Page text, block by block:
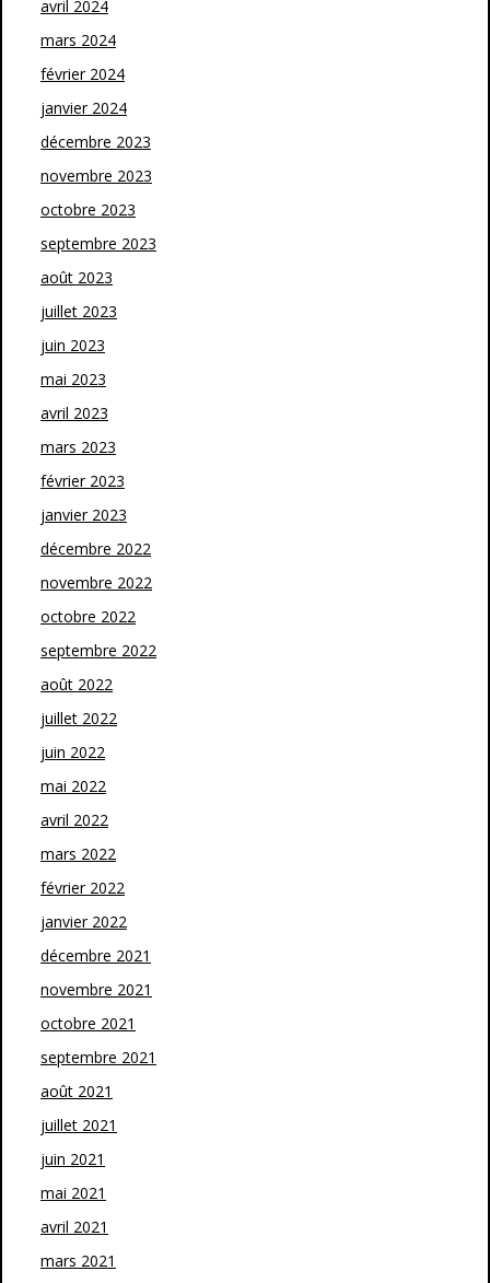
avril 2024
mars 2024
février 2024
janvier 2024
décembre 2023
novembre 2023
octobre 2023
septembre 2023
août 2023
juillet 2023
juin 2023
mai 2023
avril 2023
mars 2023
février 2023
janvier 2023
décembre 2022
novembre 2022
octobre 2022
septembre 2022
août 2022
juillet 2022
juin 2022
mai 2022
avril 2022
mars 2022
février 2022
janvier 2022
décembre 2021
novembre 2021
octobre 2021
septembre 2021
août 2021
juillet 2021
juin 2021
mai 2021
avril 2021
mars 2021